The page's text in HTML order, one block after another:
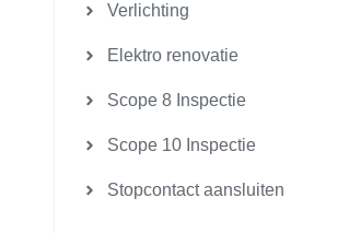
Verlichting
Elektro renovatie
Scope 8 Inspectie
Scope 10 Inspectie
Stopcontact aansluiten